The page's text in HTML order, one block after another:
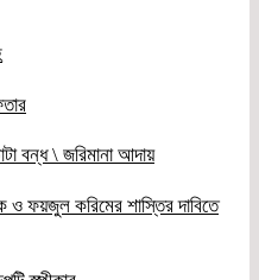
বন্ধ \ জরিমানা আদায়
ও ফয়জুল করিমের শাস্তির দাবিতে